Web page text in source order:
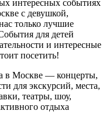
интересных событиях
с девушкой,
только лучшие
для детей
и интересные
посетить!
в Москве — концерты,
для экскурсий, места,
театры, шоу,
отдыха